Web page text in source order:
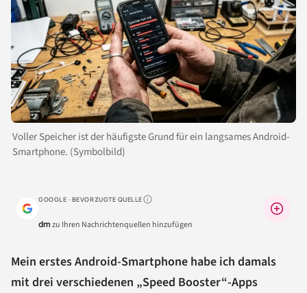
Voller Speicher ist der häufigste Grund für ein langsames Android-
Smartphone. (Symbolbild)
GOOGLE · BEVORZUGTE QUELLEWarum lohnt sich das?
dmzu Ihren Nachrichtenquellen hinzufügen
Mein erstes Android-Smartphone habe ich damals
mit drei verschiedenen „Speed Booster“-Apps